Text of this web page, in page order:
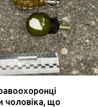
чоловіка, що